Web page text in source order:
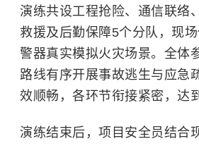
演练共设工程抢险、通信联络
救援及后勤保障5个分队，现
警器真实模拟火灾场景。全体
路线有序开展事故逃生与应急
效顺畅，各环节衔接紧密，达
演练结束后，项目安全员结合